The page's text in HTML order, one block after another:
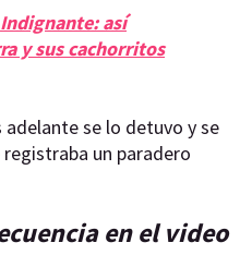
Indignante: así
y sus cachorritos
adelante se lo detuvo y se
un paradero
en el video